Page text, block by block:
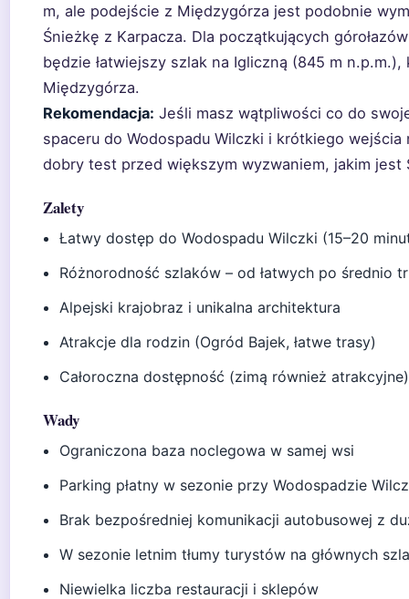
m, ale podejście z Międzygórza jest podobnie
Śnieżkę z Karpacza. Dla początkujących
będzie łatwiejszy szlak na Igliczną (845 m
Międzygórza.
Rekomendacja: Jeśli masz wątpliwości co do
spaceru do Wodospadu Wilczki i krótkiego wejścia
dobry test przed większym wyzwaniem, jakim jest
Zalety
Łatwy dostęp do Wodospadu Wilczki (15–20
Różnorodność szlaków – od łatwych po średnio
Alpejski krajobraz i unikalna architektura
Atrakcje dla rodzin (Ogród Bajek, łatwe trasy)
Całoroczna dostępność (zimą również atrakcyjne)
Wady
Ograniczona baza noclegowa w samej wsi
Parking płatny w sezonie przy Wodospadzie
Brak bezpośredniej komunikacji autobusowej z
W sezonie letnim tłumy turystów na głównych
Niewielka liczba restauracji i sklepów